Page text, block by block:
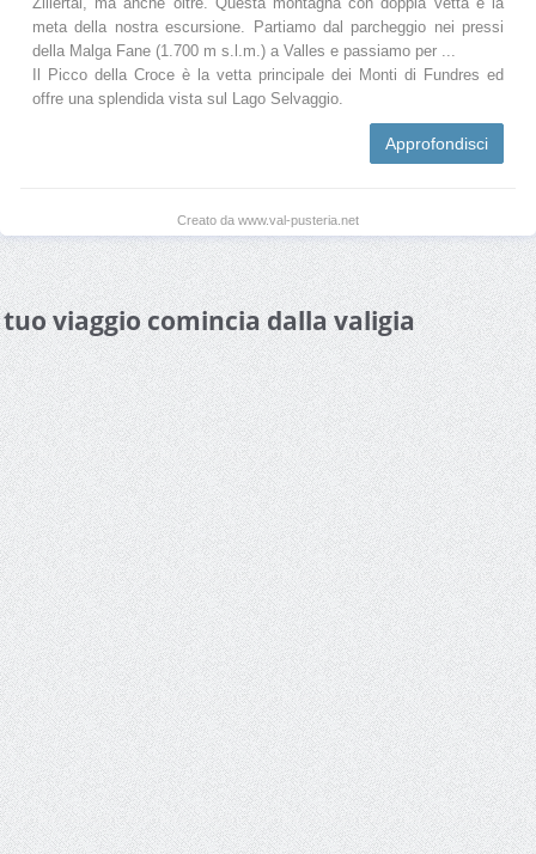
meta della nostra escursione. Partiamo dal parcheggio nei pressi
della Malga Fane (1.700 m s.l.m.) a Valles e passiamo per ...
Il Picco della Croce è la vetta principale dei Monti di Fundres ed
offre una splendida vista sul Lago Selvaggio.
Approfondisci
Creato da www.val-pusteria.net
viaggio comincia dalla valigia